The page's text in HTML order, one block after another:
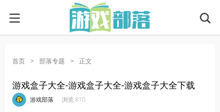
首页 > 部落专题 > 正文
游戏盒子大全-游戏盒子大全-游戏盒子大全下载
游戏部落 浏览 810